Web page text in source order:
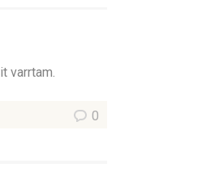
varrtam.
0